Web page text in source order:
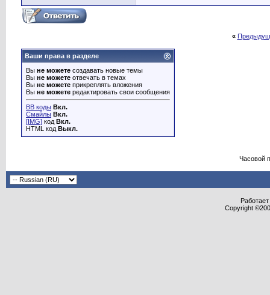
«
Ваши права в разделе
Вы не можете создавать новые темы
Вы не можете отвечать в темах
Вы не можете прикреплять вложения
Вы не можете редактировать свои сообщения
BB коды Вкл.
Смайлы Вкл.
[IMG] код Вкл.
HTML код Выкл.
Часовой
Copyright